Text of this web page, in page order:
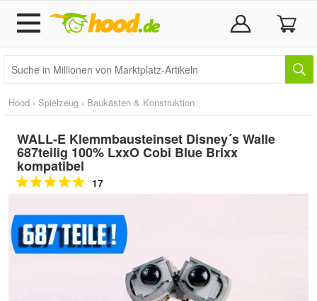
Hood › Spielzeug › Baukästen & Konstruktion
WALL-E Klemmbausteinset Disney´s Walle
687teilig 100% LxxO Cobi Blue Brixx
kompatibel
17